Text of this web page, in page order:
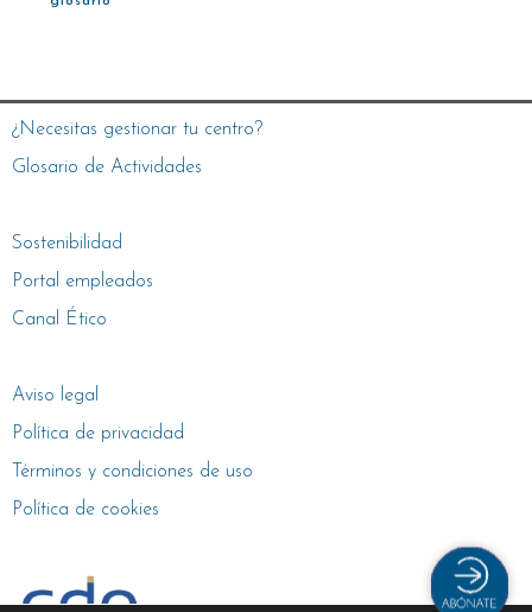
¿Necesitas gestionar tu centro?
Glosario de Actividades
Sostenibilidad
Portal empleados
Canal Ético
Aviso legal
Política de privacidad
Términos y condiciones de uso
Política de cookies